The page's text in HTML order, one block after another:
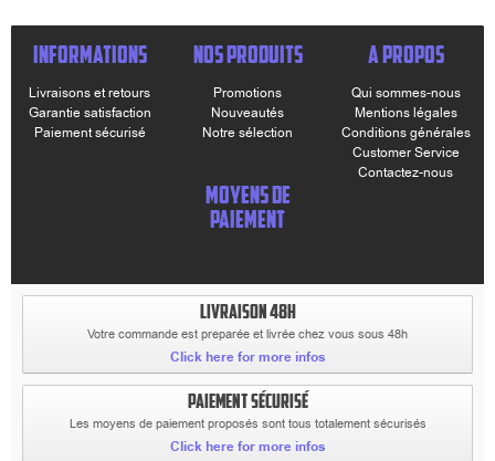
INFORMATIONS
Livraisons et retours
Garantie satisfaction
Paiement sécurisé
NOS PRODUITS
Promotions
Nouveautés
Notre sélection
A PROPOS
Qui sommes-nous
Mentions légales
Conditions générales
Customer Service
Contactez-nous
MOYENS DE
PAIEMENT
LIVRAISON 48H
Votre commande est preparée et livrée chez vous sous 48h
Click here for more infos
PAIEMENT SÉCURISÉ
Les moyens de paiement proposés sont tous totalement sécurisés
Click here for more infos